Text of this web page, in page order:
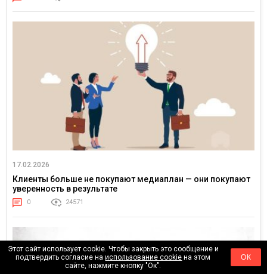
17.02.2026
Клиенты больше не покупают медиаплан — они покупают
уверенность в результате
0 24571
Этот сайт использует cookie. Чтобы закрыть это сообщение и
подтвердить согласие наиспользование cookie на этом
сайте, нажмите кнопку "Ок".
ОК